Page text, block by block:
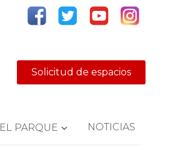
Solicitud de espacios
EL PARQUE NOTICIAS